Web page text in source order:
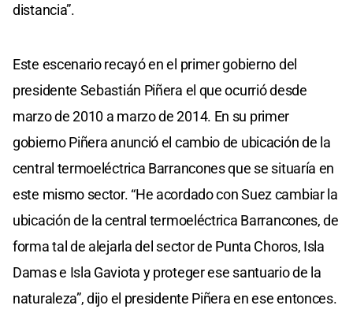
distancia”.
Este escenario recayó en el primer gobierno del
presidente Sebastián Piñera el que ocurrió desde
marzo de 2010 a marzo de 2014. En su primer
gobierno Piñera anunció el cambio de ubicación de la
central termoeléctrica Barrancones que se situaría en
este mismo sector. “He acordado con Suez cambiar la
ubicación de la central termoeléctrica Barrancones, de
forma tal de alejarla del sector de Punta Choros, Isla
Damas e Isla Gaviota y proteger ese santuario de la
naturaleza”, dijo el presidente Piñera en ese entonces.